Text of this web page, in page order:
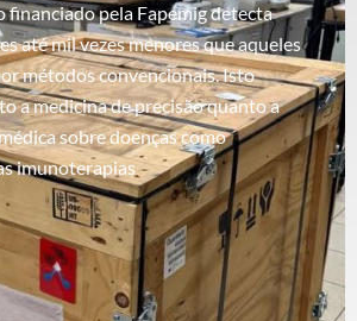
financiado pela Fapemig detecta
até mil vezes menores que aqueles
métodos convencionais. Isto
a medicina de precisão quanto a
sobre doenças como
imunoterapias